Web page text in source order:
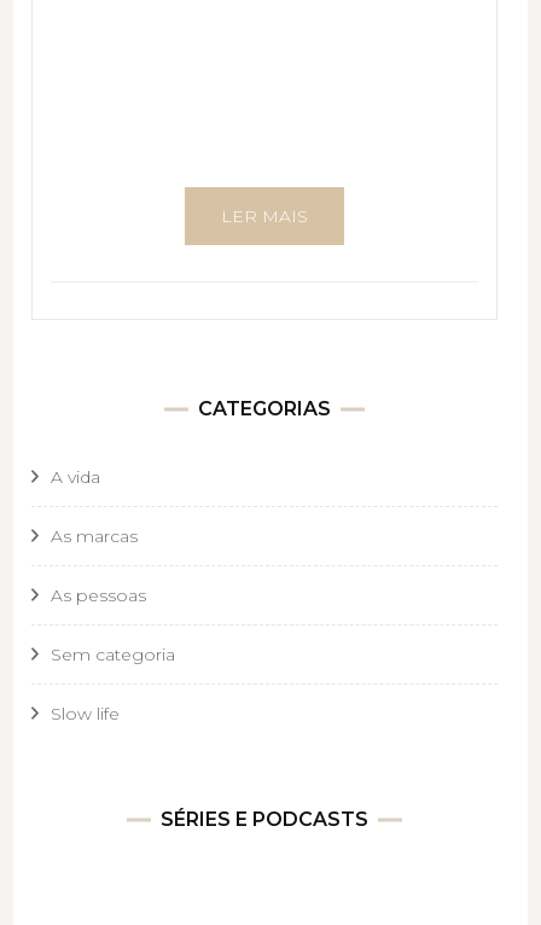
LER MAIS
CATEGORIAS
A vida
As marcas
As pessoas
Sem categoria
Slow life
SÉRIES E PODCASTS